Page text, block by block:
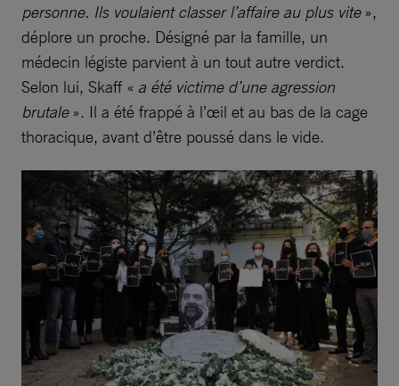
personne. Ils voulaient classer l’affaire au plus vite »,
déplore un proche. Désigné par la famille, un
médecin légiste parvient à un tout autre verdict.
Selon lui, Skaff « a été victime d’une agression
brutale ». Il a été frappé à l’œil et au bas de la cage
thoracique, avant d’être poussé dans le vide.